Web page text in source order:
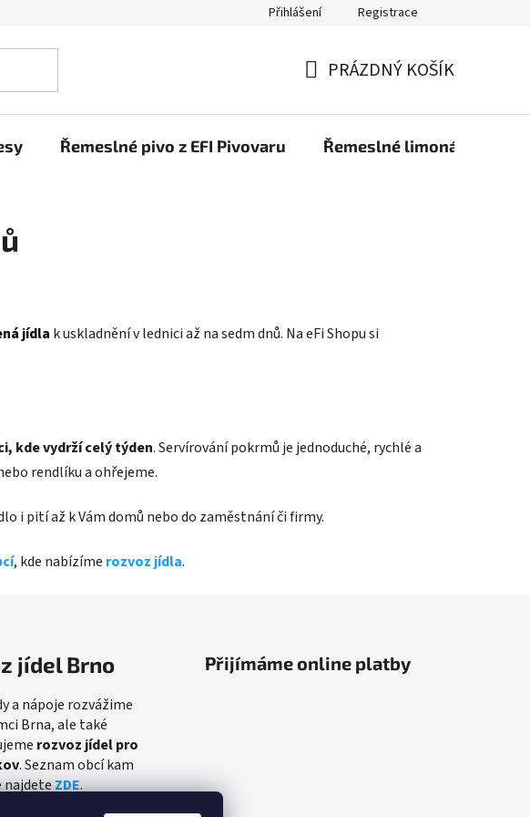
Přihlášení Registrace
KOŠÍK
PRÁZDNÝ KOŠÍK
Řemeslné pivo z EFI Pivovaru Řemeslné limonády z EFI
jídla k uskladnění v lednici až na sedm dnů. Na eFi Shopu si
kde vydrží celý týden. Servírování pokrmů je jednoduché, rychlé a
rendlíku a ohřejeme.
i pití až k Vám domů nebo do zaměstnání či firmy.
, kde nabízíme rozvoz jídla.
jídel Brno
a nápoje rozvážime
Brna, ale také
rozvoz jídel pro
. Seznam obcí kam
najdeteZDE.
Přijímáme online platby